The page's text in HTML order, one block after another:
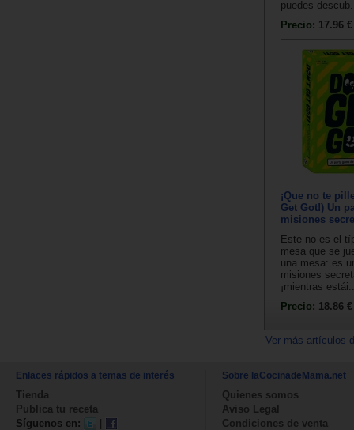
puedes
Precio: 17.96 €
¡Que no te
Get Got!) Un
misiones
Este no es el
mesa que se
una mesa: es
misiones
¡mientras
Precio: 18.86 €
Ver más artículos
Enlaces rápidos a temas de interés
Tienda
Publica tu receta
Síguenos en:
|
Sobre laCocinadeMama.net
Quienes somos
Aviso Legal
Condiciones de venta